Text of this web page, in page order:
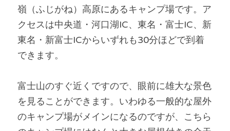
嶺（ふじがね）高原にあるキャンプ場です。ア
クセスは中央道・河口湖IC、東名・富士IC、新
東名・新富士ICからいずれも30分ほどで到着
できます。
富士山のすぐ近くですので、眼前に雄大な景色
を見ることができます。いわゆる一般的な屋外
のキャンプ場がメインになるのですが、こちら